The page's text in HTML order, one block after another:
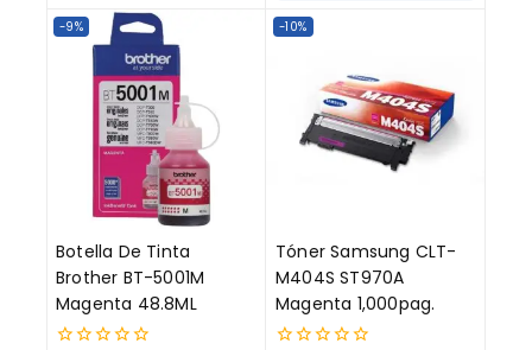
-9%
Botella De Tinta
Brother BT-5001M
Magenta 48.8ML
-10%
Tóner Samsung CLT-
M404S ST970A
Magenta 1,000pag.